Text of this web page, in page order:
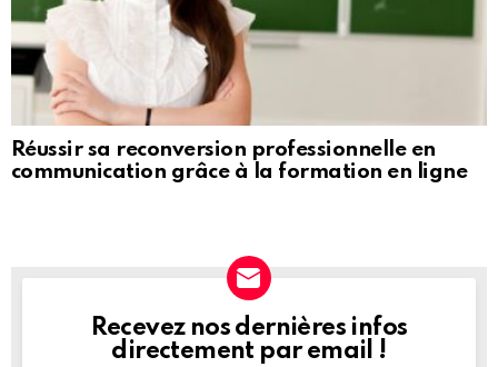
Réussir sa reconversion professionnelle en
communication grâce à la formation en ligne
NEWSLETTER
Recevez nos dernières infos
directement par email !